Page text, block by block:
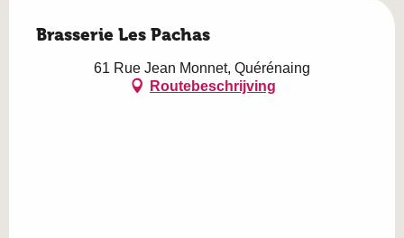
Brasserie Les Pachas
61 Rue Jean Monnet, Quérénaing
Routebeschrijving